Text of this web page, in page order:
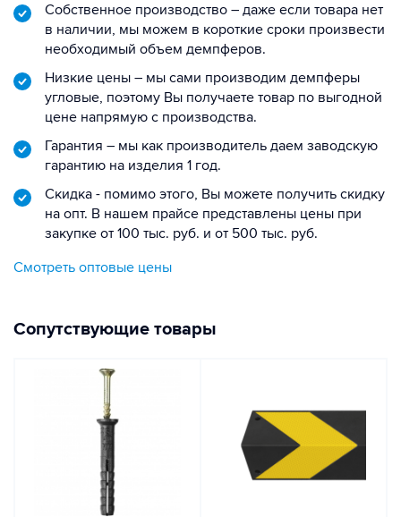
Собственное производство – даже если товара нет
в наличии, мы можем в короткие сроки произвести
необходимый объем демпферов.
Низкие цены – мы сами производим демпферы
угловые, поэтому Вы получаете товар по выгодной
цене напрямую с производства.
Гарантия – мы как производитель даем заводскую
гарантию на изделия 1 год.
Скидка - помимо этого, Вы можете получить скидку
на опт. В нашем прайсе представлены цены при
закупке от 100 тыс. руб. и от 500 тыс. руб.
Смотреть оптовые цены
Сопутствующие товары